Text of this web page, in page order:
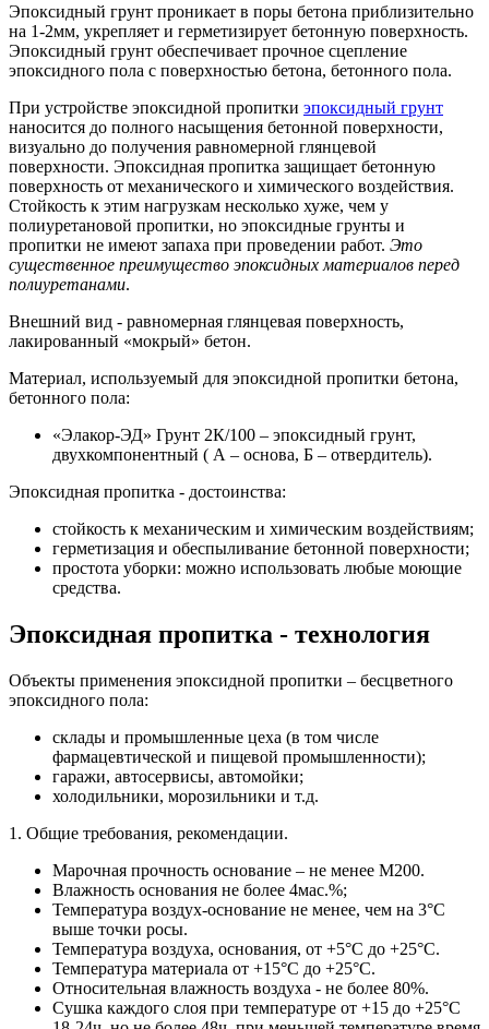
Эпоксидный грунт проникает в поры бетона приблизительно
на 1-2мм, укрепляет и герметизирует бетонную поверхность.
Эпоксидный грунт обеспечивает прочное сцепление
эпоксидного пола с поверхностью бетона, бетонного пола.
При устройстве эпоксидной пропитки эпоксидный грунт
наносится до полного насыщения бетонной поверхности,
визуально до получения равномерной глянцевой
поверхности. Эпоксидная пропитка защищает бетонную
поверхность от механического и химического воздействия.
Стойкость к этим нагрузкам несколько хуже, чем у
полиуретановой пропитки, но эпоксидные грунты и
пропитки не имеют запаха при проведении работ. Это
существенное преимущество эпоксидных материалов перед
полиуретанами.
Внешний вид - равномерная глянцевая поверхность,
лакированный «мокрый» бетон.
Материал, используемый для эпоксидной пропитки бетона,
бетонного пола:
«Элакор-ЭД» Грунт 2К/100 – эпоксидный грунт,
двухкомпонентный ( А – основа, Б – отвердитель).
Эпоксидная пропитка - достоинства:
стойкость к механическим и химическим воздействиям;
герметизация и обеспыливание бетонной поверхности;
простота уборки: можно использовать любые моющие
средства.
Эпоксидная пропитка - технология
Объекты применения эпоксидной пропитки – бесцветного
эпоксидного пола:
склады и промышленные цеха (в том числе
фармацевтической и пищевой промышленности);
гаражи, автосервисы, автомойки;
холодильники, морозильники и т.д.
1. Общие требования, рекомендации.
Марочная прочность основание – не менее М200.
Влажность основания не более 4мас.%;
Температура воздух-основание не менее, чем на 3°С
выше точки росы.
Температура воздуха, основания, от +5°С до +25°С.
Температура материала от +15°С до +25°С.
Относительная влажность воздуха - не более 80%.
Сушка каждого слоя при температуре от +15 до +25°С